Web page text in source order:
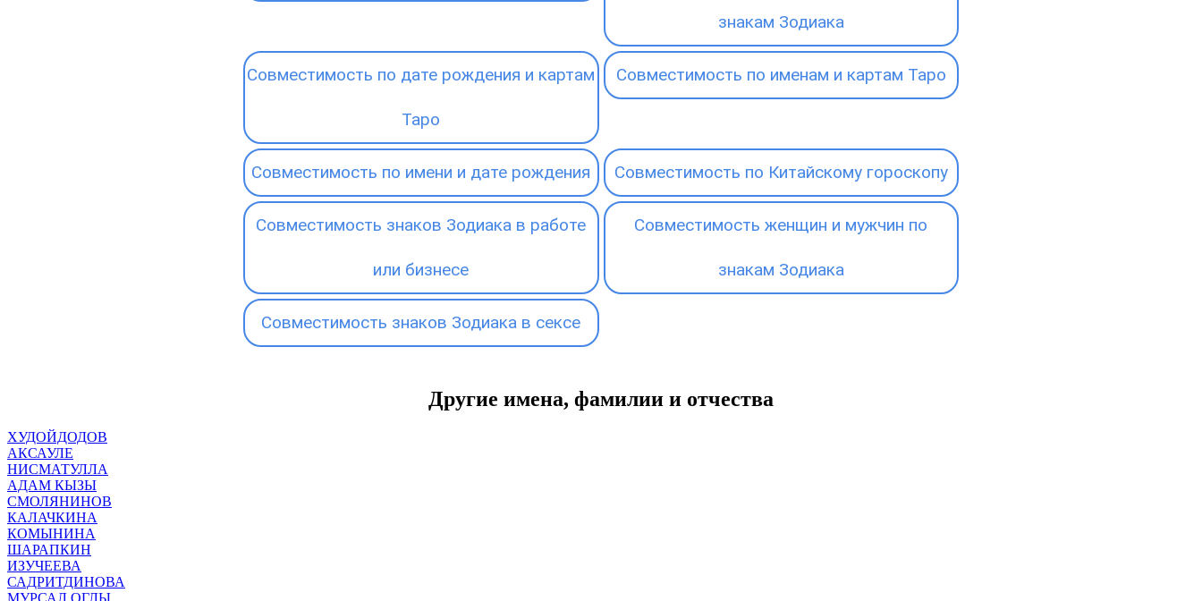
знакам Зодиака
Совместимость по дате рождения и картам
Таро
Совместимость по именам и картам Таро
Совместимость по имени и дате рождения Совместимость по Китайскому гороскопу
Совместимость знаков Зодиака в работе
или бизнесе
Совместимость женщин и мужчин по
знакам Зодиака
Совместимость знаков Зодиака в сексе
Другие имена, фамилии и отчества
ХУДОЙДОДОВ
АКСАУЛЕ
НИСМАТУЛЛА
АДАМ КЫЗЫ
СМОЛЯНИНОВ
КАЛАЧКИНА
КОМЫНИНА
ШАРАПКИН
ИЗУЧЕЕВА
САДРИТДИНОВА
МУРСАЛ ОГЛЫ